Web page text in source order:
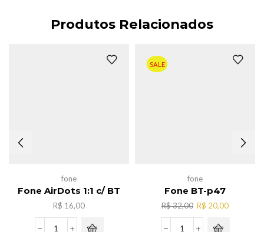
Produtos Relacionados
fone
Fone AirDots 1:1 c/ BT
R$ 16,00
SALE
fone
Fone BT-p47
R$32,00 O
preço
original
R$ 20,00O